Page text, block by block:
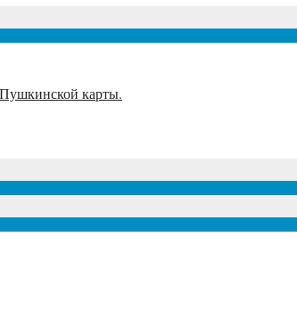
Пушкинской карты.